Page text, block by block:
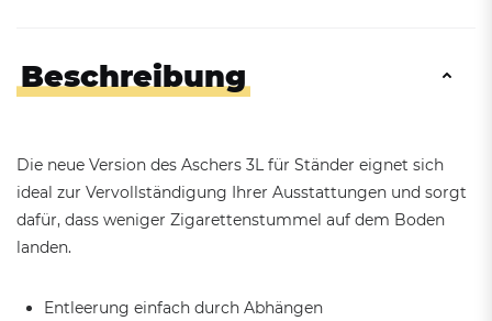
Beschreibung
Die neue Version des Aschers 3L für Ständer eignet sich
ideal zur Vervollständigung Ihrer Ausstattungen und sorgt
dafür, dass weniger Zigarettenstummel auf dem Boden
landen.
Entleerung einfach durch Abhängen